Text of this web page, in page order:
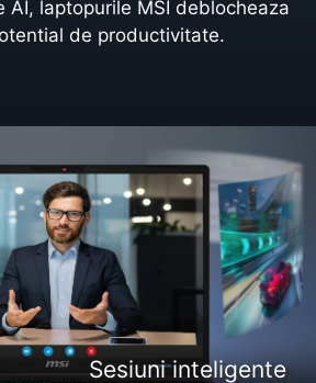
AI, laptopurile MSI deblocheaza
de productivitate.
Divertisment inteligent
de conținut inteligentă
Sesiuni inteligente
Gaming inteligent